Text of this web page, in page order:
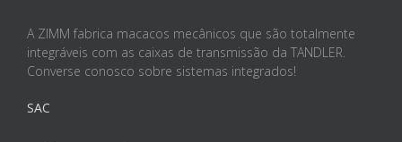
A ZIMM fabrica macacos mecânicos que são totalmente
integráveis com as caixas de transmissão da TANDLER.
Converse conosco sobre sistemas integrados!
SAC